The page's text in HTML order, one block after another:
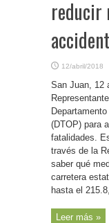
reducir
12/abril/2018
San Juan, 12
(DTOP) para
fatalidades.
través de la
saber qué
carretera
hasta el
Leer más »